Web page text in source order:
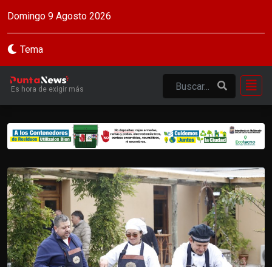
Domingo 9 Agosto 2026
Tema
Es hora de exigir más